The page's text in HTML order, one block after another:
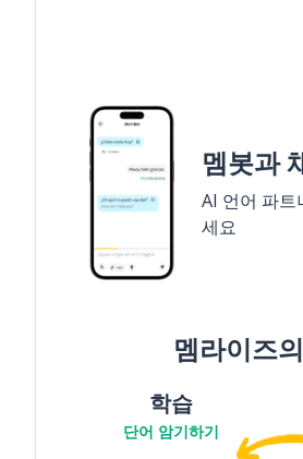
멤봇과
AI 언어 파트
세요
멤라이즈
학습
단어 암기하기